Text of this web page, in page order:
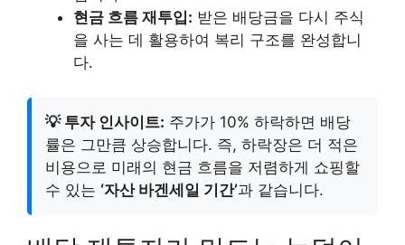
현금 흐름 재투입: 받은 배당금을 다시 주식
을 사는 데 활용하여 복리 구조를 완성합니
다.
💡 투자 인사이트: 주가가 10% 하락하면 배당
률은 그만큼 상승합니다. 즉, 하락장은 더 적은
비용으로 미래의 현금 흐름을 저렴하게 쇼핑할
수 있는 ‘자산 바겐세일 기간’과 같습니다.